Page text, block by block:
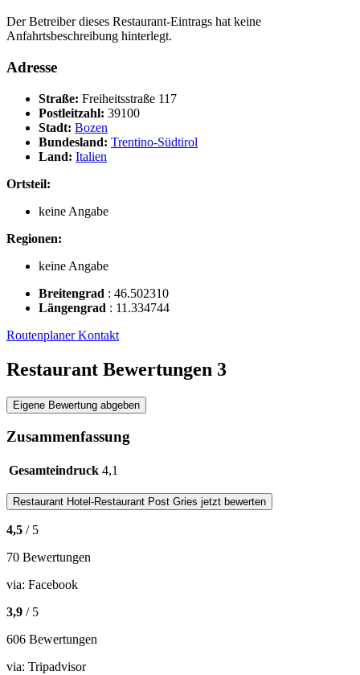
Der Betreiber dieses Restaurant-Eintrags hat keine
Anfahrtsbeschreibung hinterlegt.
Adresse
Straße: Freiheitsstraße 117
Postleitzahl: 39100
Stadt: Bozen
Bundesland: Trentino-Südtirol
Land: Italien
Ortsteil:
keine Angabe
Regionen:
keine Angabe
Breitengrad : 46.502310
Längengrad : 11.334744
RoutenplanerKontakt
Restaurant Bewertungen 3
Eigene Bewertung abgeben
Zusammenfassung
Gesamteindruck 4,1
Restaurant Hotel-Restaurant Post Gries jetzt bewerten
4,5 / 5
70 Bewertungen
via: Facebook
3,9 / 5
606 Bewertungen
via: Tripadvisor